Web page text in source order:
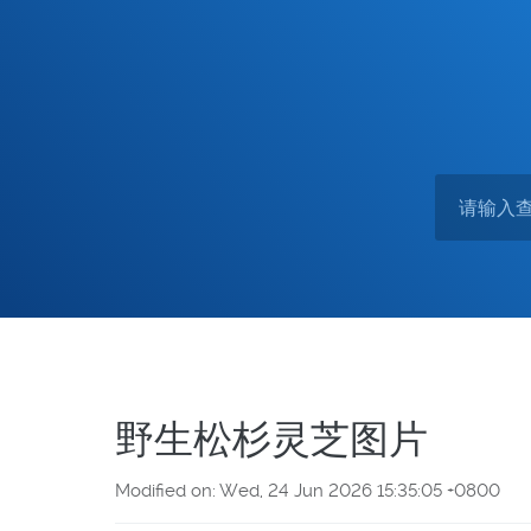
野生松杉灵芝图片
Modified on: Wed, 24 Jun 2026 15:35:05 +0800